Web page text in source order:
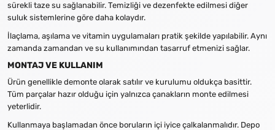
sürekli taze su sağlanabilir. Temizliği ve dezenfekte edilmesi diğer
suluk sistemlerine göre daha kolaydır.
İlaçlama, aşılama ve vitamin uygulamaları pratik şekilde yapılabilir. Aynı
zamanda zamandan ve su kullanımından tasarruf etmenizi sağlar.
MONTAJ VE KULLANIM
Ürün genellikle demonte olarak satılır ve kurulumu oldukça basittir.
Tüm parçalar hazır olduğu için yalnızca çanakların monte edilmesi
yeterlidir.
Kullanmaya başlamadan önce boruların içi iyice çalkalanmalıdır. Depo